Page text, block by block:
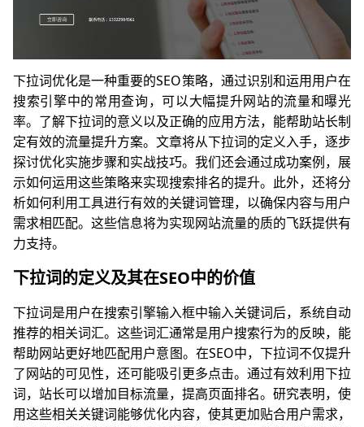
下拉词优化是一种重要的SEO策略，通过识别和运用用户在
搜索引擎中的常用查询，可以大幅提升网站的流量和曝光
率。了解下拉词的意义以及正确的应用方法，能帮助站长制
定有效的流量提升方案。文章将从下拉词的定义入手，逐步
探讨优化实施步骤和实战技巧。我们还会通过成功案例，展
示如何运用这些策略来实现搜索排名的提升。此外，还将分
析如何利用工具进行有效的关键词管理，以确保内容与用户
需求相匹配。这些信息将为实现网站流量的质的飞跃提供有
力支持。
下拉词的定义及其在SEO中的价值
下拉词是用户在搜索引擎输入框中输入关键词后，系统自动
推荐的相关词汇。这些词汇通常是用户搜索行为的反映，能
帮助网站更好地匹配用户意图。在SEO中，下拉词不仅提升
了网站的可见性，还可能吸引更多点击。通过有效利用下拉
词，站长可以增加目标流量，提高页面排名。研究表明，使
用这些相关关键词能够优化内容，使其更加贴合用户需求，